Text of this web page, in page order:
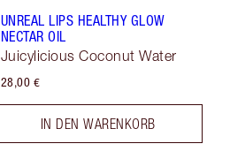
UNREAL LIPS HEALTHY GLOW
NECTAR OIL
Juicylicious Coconut Water
28,00 €
IN DEN WARENKORB